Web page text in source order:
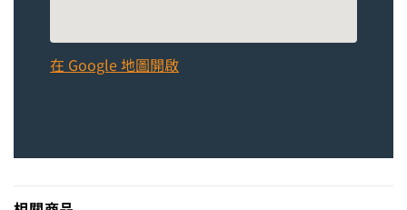
在 Google 地圖開啟